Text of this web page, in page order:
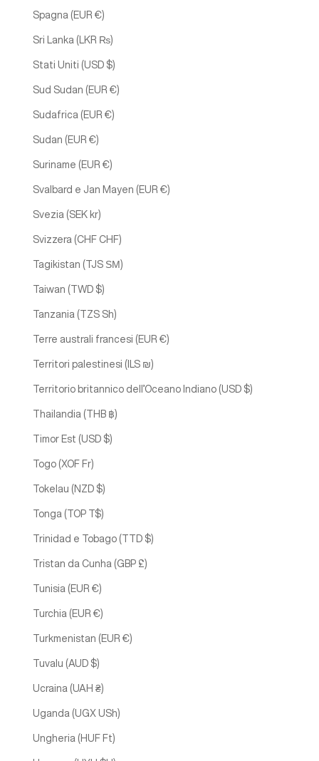
Spagna (EUR €)
Sri Lanka (LKR ₨)
Stati Uniti (USD $)
Sud Sudan (EUR €)
Sudafrica (EUR €)
Sudan (EUR €)
Suriname (EUR €)
Svalbard e Jan Mayen (EUR €)
Svezia (SEK kr)
Svizzera (CHF CHF)
Tagikistan (TJS ЅМ)
Taiwan (TWD $)
Tanzania (TZS Sh)
Terre australi francesi (EUR €)
Territori palestinesi (ILS ₪)
Territorio britannico dell’Oceano Indiano (USD $)
Thailandia (THB ฿)
Timor Est (USD $)
Togo (XOF Fr)
Tokelau (NZD $)
Tonga (TOP T$)
Trinidad e Tobago (TTD $)
Tristan da Cunha (GBP £)
Tunisia (EUR €)
Turchia (EUR €)
Turkmenistan (EUR €)
Tuvalu (AUD $)
Ucraina (UAH ₴)
Uganda (UGX USh)
Ungheria (HUF Ft)